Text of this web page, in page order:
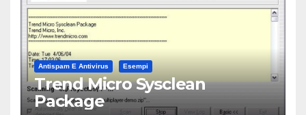
Antispam E Antivirus Esempi
Trend Micro Sysclean
Package